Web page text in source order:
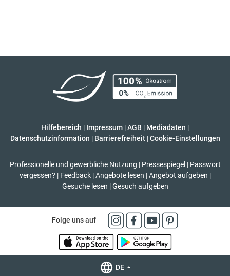
Hilfebereich | Impressum |AGB | Mediadaten |
Datenschutzinformation | Barrierefreiheit | Cookie-Einstellungen
Professionelle und gewerbliche Nutzung | Pressespiegel | Passwort
vergessen? | Feedback | Angebote lesen | Angebot aufgeben |
Gesuche lesen | Gesuch aufgeben
Folge uns auf
DE